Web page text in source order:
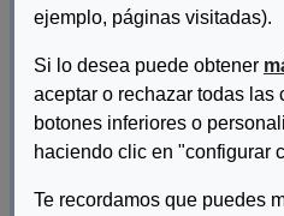
ejemplo, páginas visitadas).
Si lo desea puede obtener
aceptar o rechazar todas las
botones inferiores o
haciendo clic en "configurar
Te recordamos que puedes
Certificado de
Inserta Empleo
Colección Por
Guía de